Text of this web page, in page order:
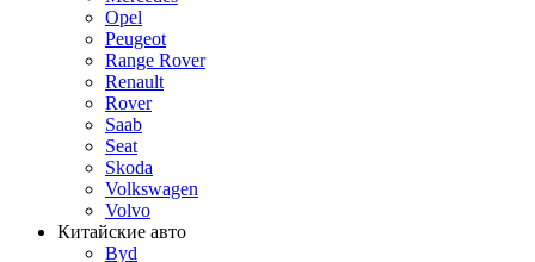
Opel
Peugeot
Range Rover
Renault
Rover
Saab
Seat
Skoda
Volkswagen
Volvo
Китайские авто
Byd